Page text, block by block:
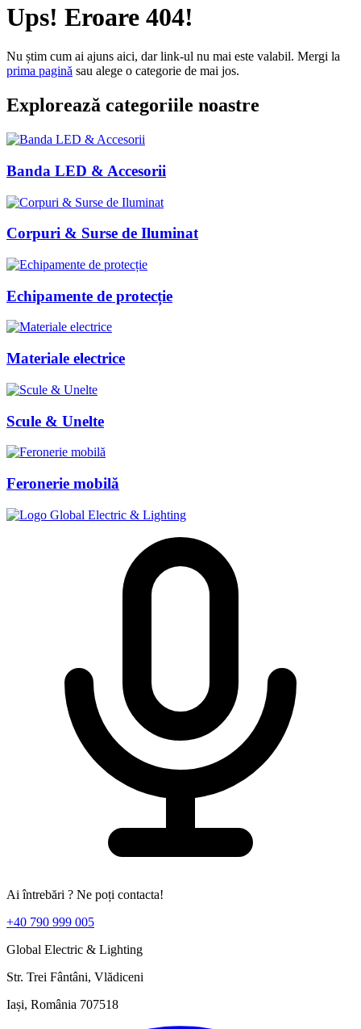
Ups! Eroare 404!
Nu știm cum ai ajuns aici, dar link-ul nu mai este valabil. Mergi la
prima pagină sau alege o categorie de mai jos.
Explorează categoriile noastre
Banda LED & Accesorii
Corpuri & Surse de Iluminat
Echipamente de protecție
Materiale electrice
Scule & Unelte
Feronerie mobilă
Ai întrebări ? Ne poți contacta!
+40 790 999 005
Global Electric & Lighting
Str. Trei Fântâni, Vlădiceni
Iași, România 707518